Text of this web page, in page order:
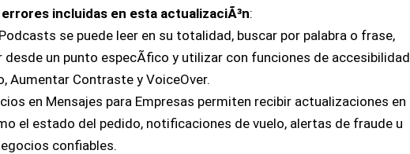
incluidas en esta actualizaciÃ³n:
se puede leer en su totalidad, buscar por palabra o frase,
desde un punto especÃ­fico y utilizar con funciones de accesibilidad
Aumentar Contraste y VoiceOver.
en Mensajes para Empresas permiten recibir actualizaciones en
el estado del pedido, notificaciones de vuelo, alertas de fraude u
confiables.